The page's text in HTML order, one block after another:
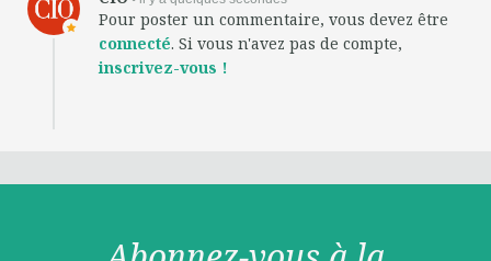
Pour poster un commentaire, vous devez être
connecté. Si vous n'avez pas de compte,
inscrivez-vous !